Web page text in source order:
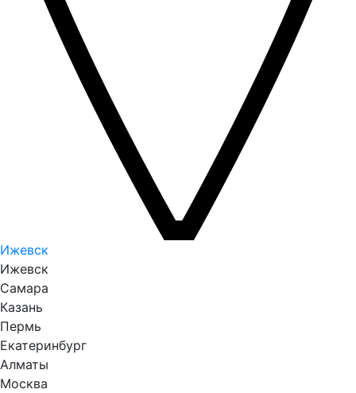
Ижевск
Ижевск
Самара
Казань
Пермь
Екатеринбург
Алматы
Москва